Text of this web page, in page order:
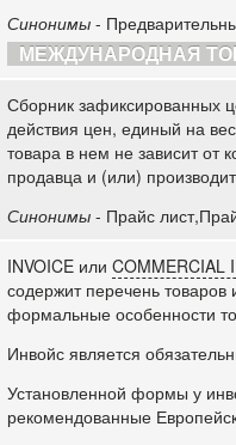
Синонимы -
МЕЖДУНАРОДНАЯ
Сборник зафиксированных
действия цен, единый на
товара в нем не зависит от
продавца и (или)
Синонимы - Прайс
INVOICE илиCOMMERCIAL
содержит перечень товаров
формальные особенности
Инвойс является
Установленной формы у
рекомендованные